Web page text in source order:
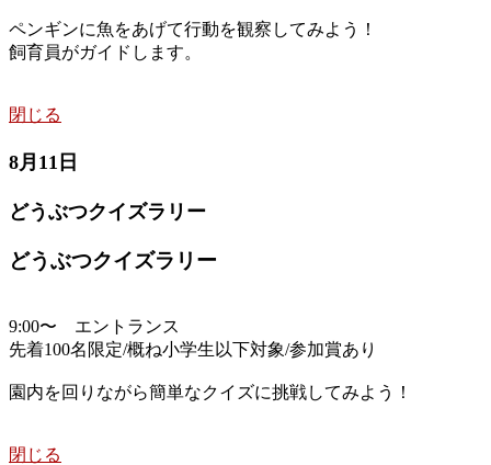
ペンギンに魚をあげて行動を観察してみよう！
飼育員がガイドします。
閉じる
8月11日
どうぶつクイズラリー
どうぶつクイズラリー
9:00〜 エントランス
先着100名限定/概ね小学生以下対象/参加賞あり
園内を回りながら簡単なクイズに挑戦してみよう！
閉じる